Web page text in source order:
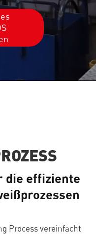
die effiziente
Process vereinfacht